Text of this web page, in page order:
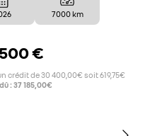
7 000 km
€
crédit de 30 400,00€ soit 619,75€
: 37 185,00€